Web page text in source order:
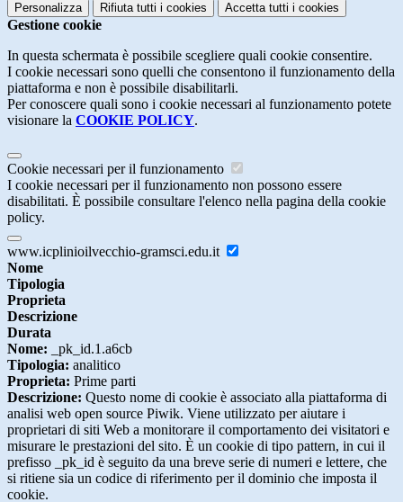
Personalizza Rifiuta tutti i cookies Accetta tutti i cookies
Gestione cookie
In questa schermata è possibile scegliere quali cookie consentire.
I cookie necessari sono quelli che consentono il funzionamento della
piattaforma e non è possibile disabilitarli.
Per conoscere quali sono i cookie necessari al funzionamento potete
visionare la COOKIE POLICY.
Cookie necessari per il funzionamento
I cookie necessari per il funzionamento non possono essere
disabilitati. È possibile consultare l'elenco nella pagina della cookie
policy.
www.icplinioilvecchio-gramsci.edu.it
Nome
Tipologia
Proprieta
Descrizione
Durata
Nome: _pk_id.1.a6cb
Tipologia: analitico
Proprieta: Prime parti
Descrizione: Questo nome di cookie è associato alla piattaforma di
analisi web open source Piwik. Viene utilizzato per aiutare i
proprietari di siti Web a monitorare il comportamento dei visitatori e
misurare le prestazioni del sito. È un cookie di tipo pattern, in cui il
prefisso _pk_id è seguito da una breve serie di numeri e lettere, che
si ritiene sia un codice di riferimento per il dominio che imposta il
cookie.